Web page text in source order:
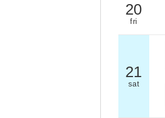
20
fri
21
sat